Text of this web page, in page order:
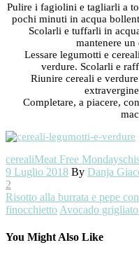
Pulire i fagiolini e tagliarli a
pochi minuti in acqua
Scolarli e tuffarli in
mantenere
Lessare legumotti e
verdure. Scolarli e
Riunire cereali e
Completare, a piacere,
cerealiMeat Free Monday
9 Luglio 2018 By Danja
2
Risotto alla burrata e pepe
finocchietto Avocado
You Might Also Like